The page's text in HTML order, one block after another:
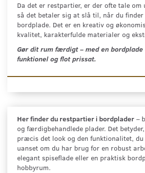
Da det er restpartier, er der ofte tale om
så det betaler sig at slå til, når du
bordplade. Det er en kreativ og
kvalitet, karakterfulde materialer og
Gør dit rum færdigt – med en bordplade
funktionel og flot prissat.
Her finder du restpartier i bordplader –
og færdigbehandlede plader. Det
præcis det look og den funktionalitet,
uanset om du har brug for en robust
elegant spiseflade eller en praktisk
hobbyrum.